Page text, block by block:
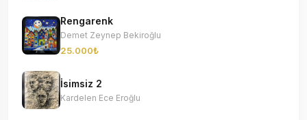
Rengarenk
Demet Zeynep Bekiroğlu
25.000₺
İsimsiz 2
Kardelen Ece Eroğlu